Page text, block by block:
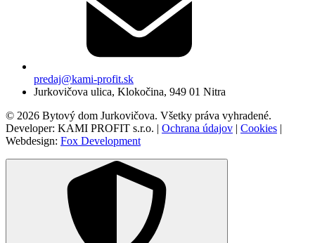
predaj@kami-profit.sk
Jurkovičova ulica, Klokočina, 949 01 Nitra
© 2026 Bytový dom Jurkovičova. Všetky práva vyhradené.
Developer: KAMI PROFIT s.r.o. | Ochrana údajov | Cookies |
Webdesign: Fox Development